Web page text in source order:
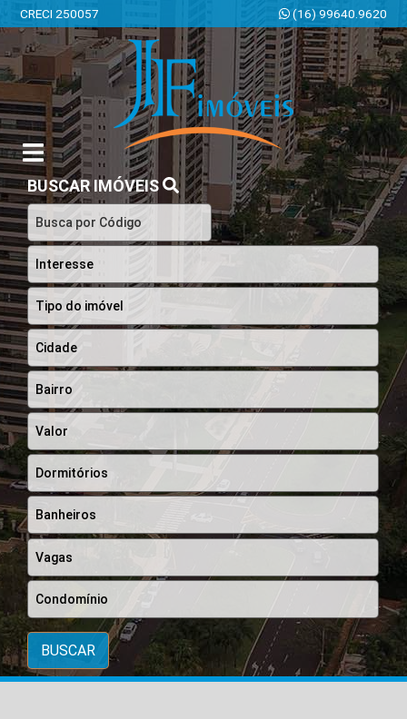
CRECI 250057 (16) 99640.9620
JF Imóveis | Imobiliária em Ribeirão Preto | SP
BUSCAR IMÓVEIS
BUSCAR